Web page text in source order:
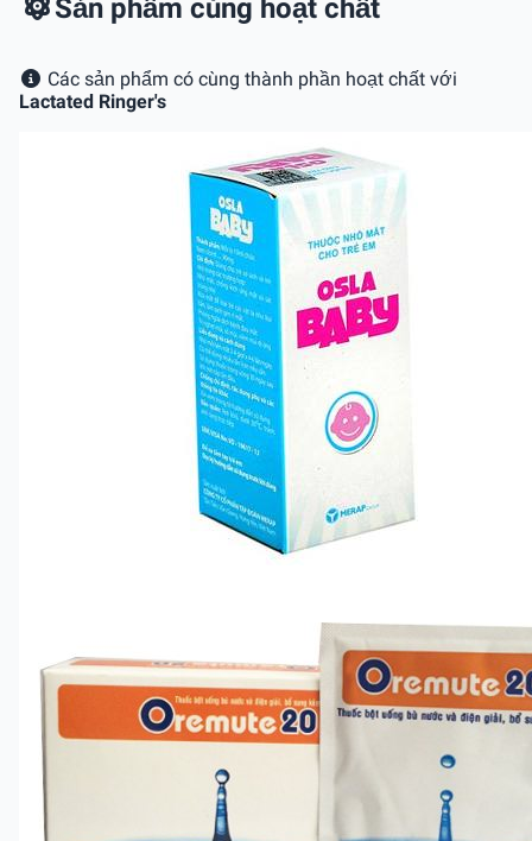
Sản phẩm cùng hoạt chất
Các sản phẩm có cùng thành phần hoạt chất với
Lactated Ringer's